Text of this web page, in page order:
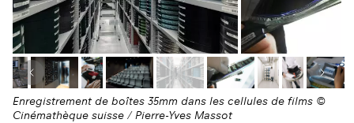
Image précédente
Enregistrement de boîtes 35mm dans les cellules de films ©
Cinémathèque suisse / Pierre-Yves Massot